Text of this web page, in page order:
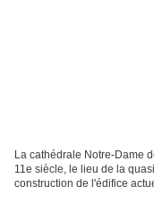
La cathédrale Notre-Dame
11e siècle, le lieu de la
construction de l'édifice